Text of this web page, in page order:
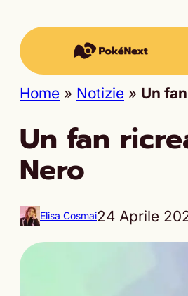
Home » Notizie » Un
Un fan
Nero
Elisa Cosmai24 Aprile